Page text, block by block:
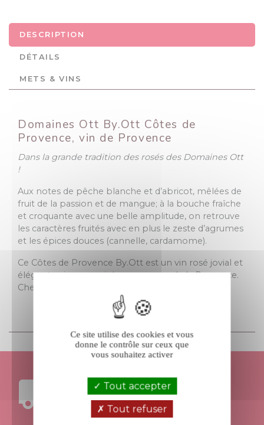
DESCRIPTION
DÉTAILS
METS & VINS
Domaines Ott By.Ott Côtes de
Provence, vin de Provence
Dans la grande tradition des rosés des Domaines Ott
!
Aux notes de pêche blanche et d’abricot, mêlées de
fruit de la passion et de mangue; à la bouche fraîche
et croquante avec une belle amplitude, on retrouve
les caractères fruités avec en plus le zeste d’agrumes
et les épices douces (cannelle, cardamome).
Ce Côtes de Provence By.Ott est un vin rosé jovial et
élégant qui saura ravir les amoureux de la Provence.
Cheers !
FRAIS DE PORT
OFFERTS DÈS 199€ D’ACHAT
Ce site utilise des cookies et vous
donne le contrôle sur ceux que
vous souhaitez activer
Tout accepter
Tout refuser